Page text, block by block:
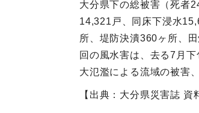
大分県下の総被害（死者
14,321戸、同床下浸水
所、堤防決潰360ヶ所、
回の風水害は、去る7月
大氾濫による流域の被害
【出典：大分県災害誌 資